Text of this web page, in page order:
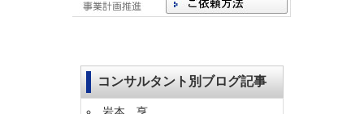
コンサルタント別ブログ記事